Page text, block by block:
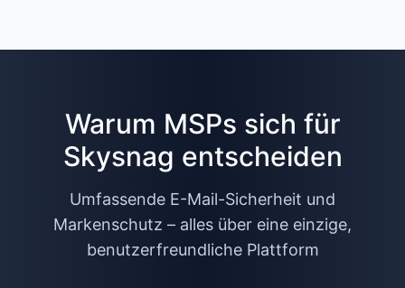
Warum MSPs sich für
Skysnag entscheiden
Umfassende E-Mail-Sicherheit und
Markenschutz – alles über eine einzige,
benutzerfreundliche Plattform